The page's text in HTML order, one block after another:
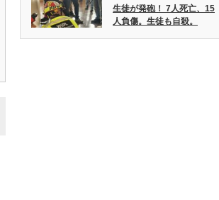
生徒が発砲！ 7人死亡、15
人負傷。生徒も自殺。